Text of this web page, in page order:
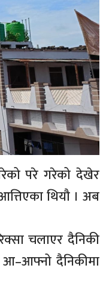
परे गरेको देखेर
थियौ । अब
चलाएर दैनिकी
दैनिकीमा